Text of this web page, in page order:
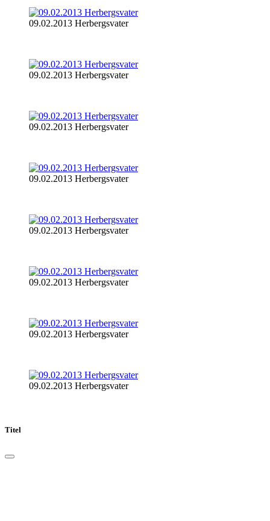
09.02.2013 Herbergsvater
09.02.2013 Herbergsvater
09.02.2013 Herbergsvater
09.02.2013 Herbergsvater
09.02.2013 Herbergsvater
09.02.2013 Herbergsvater
09.02.2013 Herbergsvater
09.02.2013 Herbergsvater
Titel